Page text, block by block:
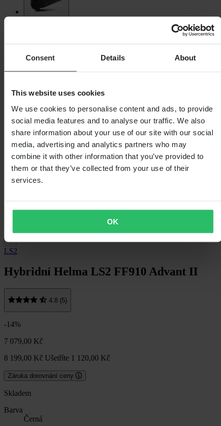
Consent Details About
This website uses cookies
We use cookies to personalise content and ads, to provide
social media features and to analyse our traffic. We also
share information about your use of our site with our social
media, advertising and analytics partners who may
combine it with other information that you’ve provided to
them or that they’ve collected from your use of their
services.
OK
LS2
Hybridní Helma LS2 FF910 Advant II
4.8 (5)
-14%
7 079,00 Kč
8 199,00 Kč Ušetříte 1 120,00 Kč
Záruka dorovnání ceny
Skladem
Barva
Černá